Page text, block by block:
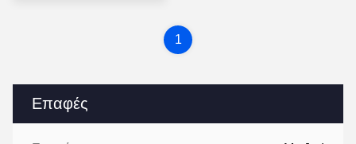
Επαφές
1